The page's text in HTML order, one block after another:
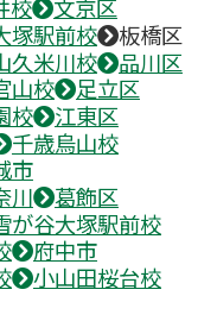
校
文京区
塚駅前校
板橋区
久米川校
品川区
山校
足立区
校
江東区
千歳烏山校
市
川
葛飾区
が谷大塚駅前校
府中市
小山田桜台校